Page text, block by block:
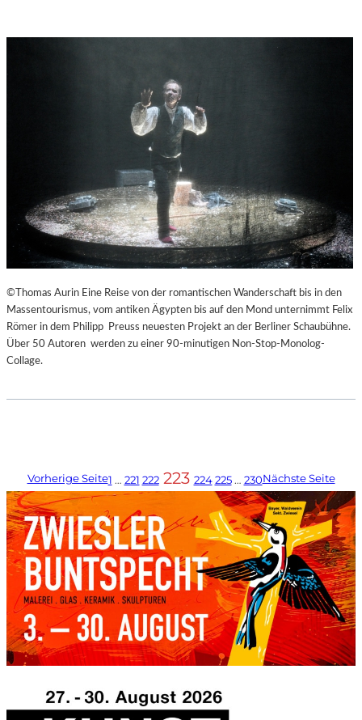
©Thomas Aurin Eine Reise von der romantischen Wanderschaft bis in den
Massentourismus, vom antiken Ägypten bis auf den Mond unternimmt Felix
Römer in dem Philipp Preuss neuesten Projekt an der Berliner Schaubühne.
Über 50 Autoren werden zu einer 90-minutigen Non-Stop-Monolog-
Collage.
Vorherige Seite1 … 221 222 223 224 225 … 230Nächste Seite